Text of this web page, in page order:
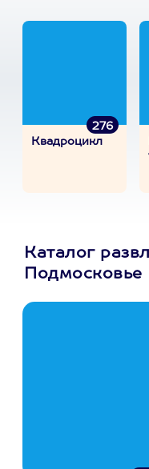
276
Квадроцикл
Каталог
Подмосковье